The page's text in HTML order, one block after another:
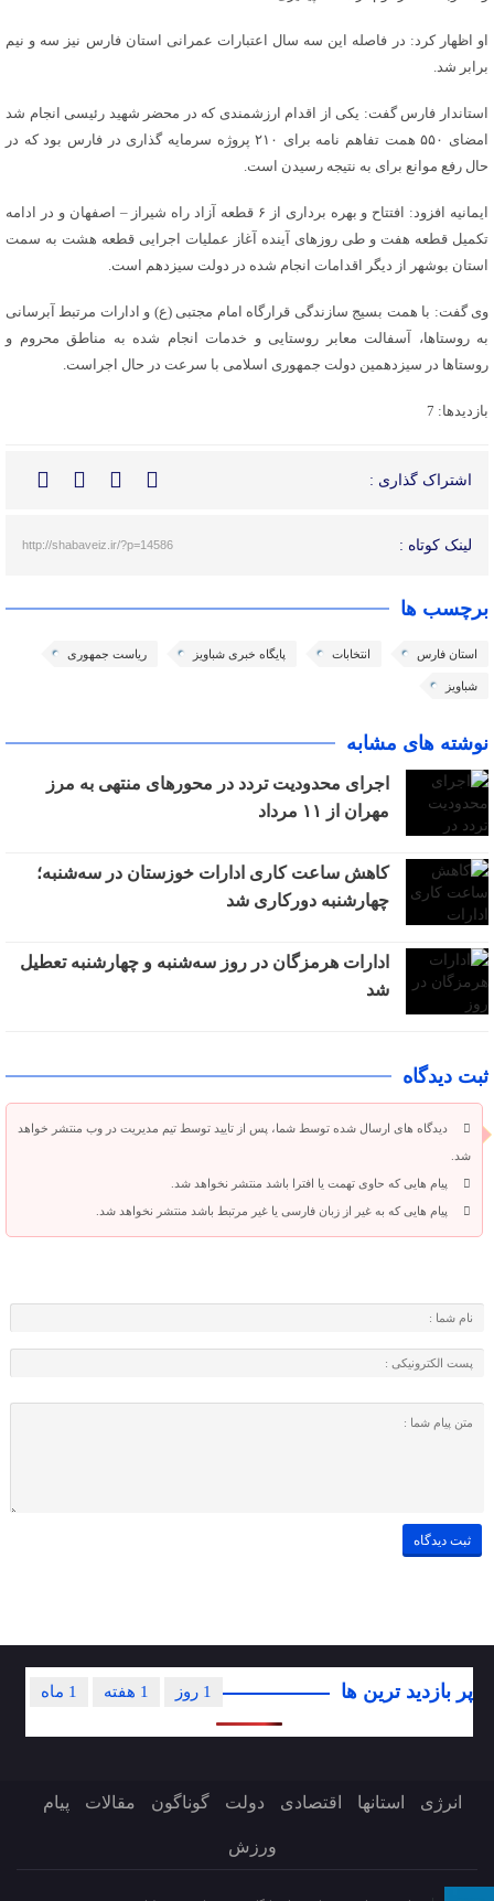
او اظهار کرد: در فاصله این سه سال اعتبارات عمرانی استان فارس نیز سه و نیم
برابر شد.
استاندار فارس گفت: یکی از اقدام ارزشمندی که در محضر شهید رئیسی انجام شد
امضای ۵۵۰ همت تفاهم نامه برای ۲۱۰ پروژه سرمایه گذاری در فارس بود که در
حال رفع موانع برای به نتیجه رسیدن است.
ایمانیه افزود: افتتاح و بهره برداری از ۶ قطعه آزاد راه شیراز – اصفهان و در ادامه
تکمیل قطعه هفت و طی روزهای آینده آغاز عملیات اجرایی قطعه هشت به سمت
استان بوشهر از دیگر اقدامات انجام شده در دولت سیزدهم است.
وی گفت: با همت بسیج سازندگی قرارگاه امام مجتبی (ع) و ادارات مرتبط آبرسانی
به روستاها، آسفالت معابر روستایی و خدمات انجام شده به مناطق محروم و
روستاها در سیزدهمین دولت جمهوری اسلامی با سرعت در حال اجراست.
بازدیدها: 7
اشتراک گذاری :
لینک کوتاه : http://shabaveiz.ir/?p=14586
برچسب ها
استان فارس انتخابات پایگاه خبری شباویز ریاست جمهوری
شباویز
نوشته های مشابه
اجرای محدودیت تردد در محورهای منتهی به مرز
مهران از ۱۱ مرداد
کاهش ساعت کاری ادارات خوزستان در سه‌شنبه؛
چهارشنبه دورکاری شد
ادارات هرمزگان در روز سه‌شنبه و چهارشنبه تعطیل
شد
ثبت دیدگاه
دیدگاه های ارسال شده توسط شما، پس از تایید توسط تیم مدیریت در وب منتشر خواهد
شد.
پیام هایی که حاوی تهمت یا افترا باشد منتشر نخواهد شد.
پیام هایی که به غیر از زبان فارسی یا غیر مرتبط باشد منتشر نخواهد شد.
پر بازدید ترین ها 1 ماه 1 هفته 1 روز
انرژی استانها اقتصادی دولت گوناگون مقالات پیام
ورزش